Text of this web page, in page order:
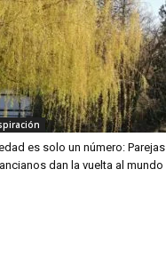
es solo un número: Parejas
dan la vuelta al mundo